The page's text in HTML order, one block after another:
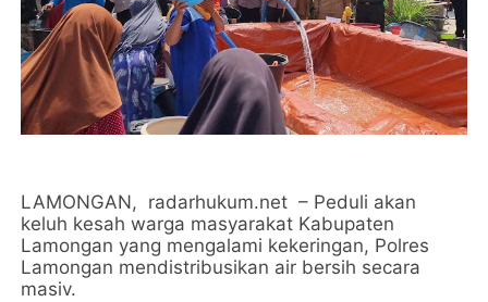
LAMONGAN, radarhukum.net – Peduli akan
keluh kesah warga masyarakat Kabupaten
Lamongan yang mengalami kekeringan, Polres
Lamongan mendistribusikan air bersih secara
masiv.